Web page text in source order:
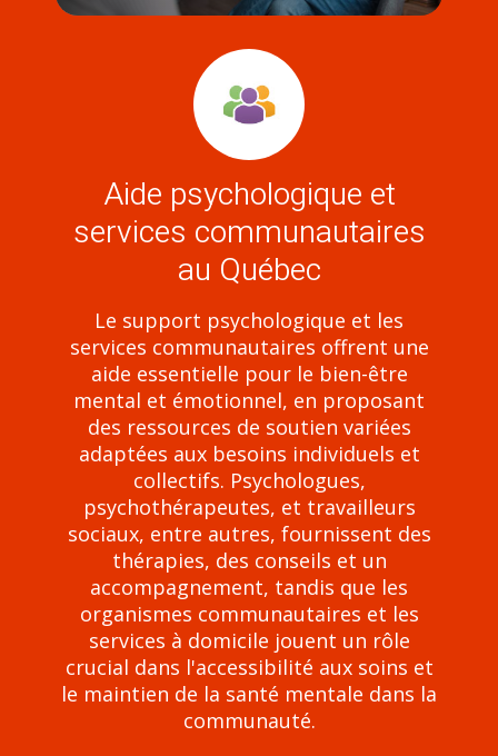
Aide psychologique et
services communautaires
au Québec
Le support psychologique et les
services communautaires offrent une
aide essentielle pour le bien-être
mental et émotionnel, en proposant
des ressources de soutien variées
adaptées aux besoins individuels et
collectifs. Psychologues,
psychothérapeutes, et travailleurs
sociaux, entre autres, fournissent des
thérapies, des conseils et un
accompagnement, tandis que les
organismes communautaires et les
services à domicile jouent un rôle
crucial dans l'accessibilité aux soins et
le maintien de la santé mentale dans la
communauté.